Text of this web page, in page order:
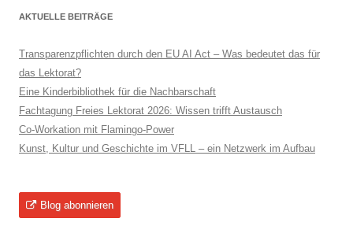
AKTUELLE BEITRÄGE
Transparenzpflichten durch den EU AI Act – Was bedeutet das für
das Lektorat?
Eine Kinderbibliothek für die Nachbarschaft
Fachtagung Freies Lektorat 2026: Wissen trifft Austausch
Co-Workation mit Flamingo-Power
Kunst, Kultur und Geschichte im VFLL – ein Netzwerk im Aufbau
Blog abonnieren